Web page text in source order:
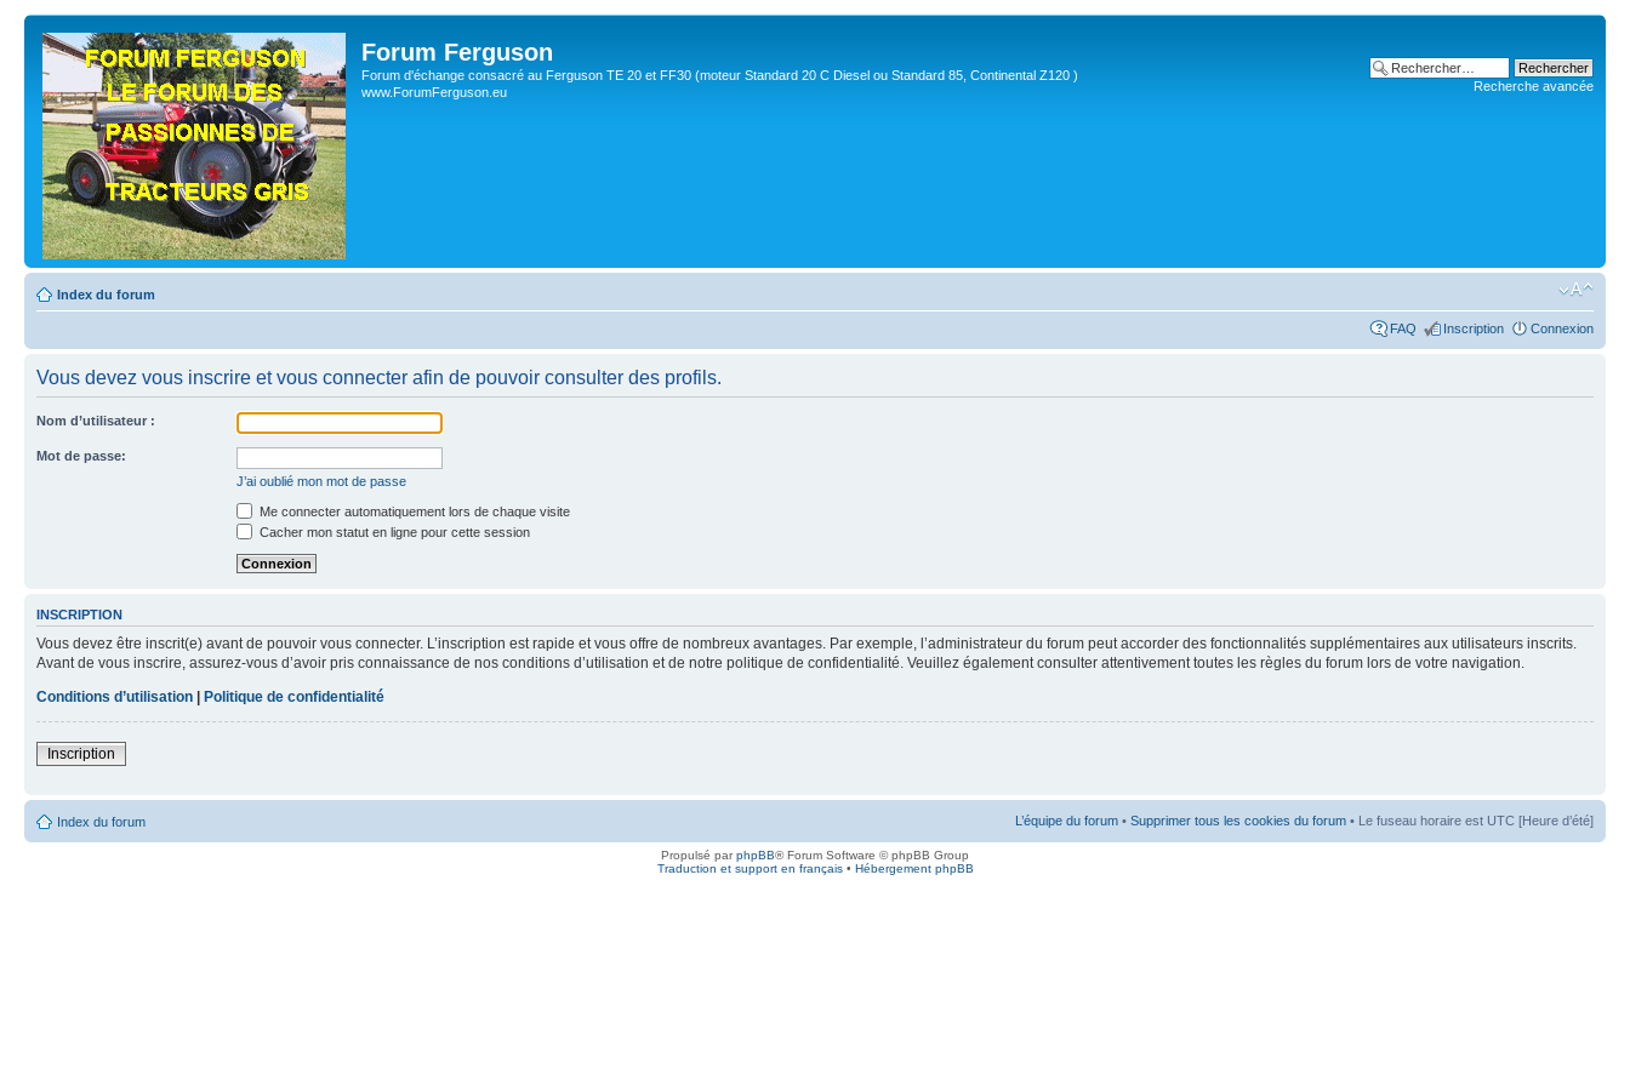
Forum Ferguson
Forum d'échange consacré au Ferguson TE 20 et FF30 (moteur Standard 20 C Diesel ou Standard 85, Continental Z120 )
www.ForumFerguson.eu
Recherche avancée
Index du forum
FAQ Inscription Connexion
Vous devez vous inscrire et vous connecter afin de pouvoir consulter des profils.
Nom d’utilisateur :
Mot de passe:
J’ai oublié mon mot de passe
Me connecter automatiquement lors de chaque visite
Cacher mon statut en ligne pour cette session
INSCRIPTION
Vous devez être inscrit(e) avant de pouvoir vous connecter. L’inscription est rapide et vous offre de nombreux avantages. Par exemple, l’administrateur du forum peut accorder des fonctionnalités supplémentaires aux utilisateurs inscrits.
Avant de vous inscrire, assurez-vous d’avoir pris connaissance de nos conditions d’utilisation et de notre politique de confidentialité. Veuillez également consulter attentivement toutes les règles du forum lors de votre navigation.
Conditions d’utilisation | Politique de confidentialité
Inscription
Index du forum L’équipe du forum • Supprimer tous les cookies du forum • Le fuseau horaire est UTC [Heure d’été]
Propulsé parphpBB® Forum Software © phpBB Group
Traduction et support en français• Hébergement phpBB